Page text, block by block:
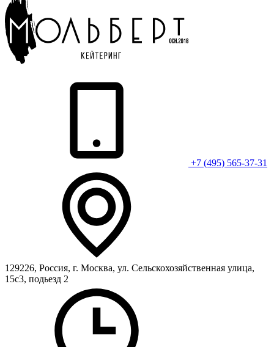
+7 (495) 565-37-31
129226, Россия, г. Москва, ул. Сельскохозяйственная улица,
15с3, подьезд 2